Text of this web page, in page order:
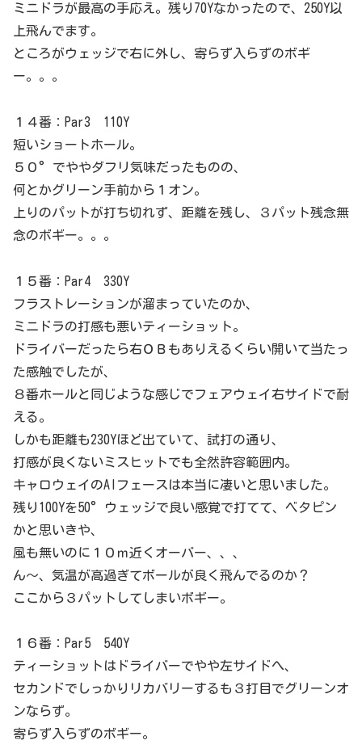
ミニドラが最高の手応え。残り70Yなかったので、250Y以
上飛んでます。
ところがウェッジで右に外し、寄らず入らずのボギ
ー。。。
１４番：Par3 110Y
短いショートホール。
５０°でややダフリ気味だったものの、
何とかグリーン手前から１オン。
上りのパットが打ち切れず、距離を残し、３パット残念無
念のボギー。。。
１５番：Par4 330Y
フラストレーションが溜まっていたのか、
ミニドラの打感も悪いティーショット。
ドライバーだったら右ＯＢもありえるくらい開いて当たっ
た感触でしたが、
８番ホールと同じような感じでフェアウェイ右サイドで耐
える。
しかも距離も230Yほど出ていて、試打の通り、
打感が良くないミスヒットでも全然許容範囲内。
キャロウェイのAIフェースは本当に凄いと思いました。
残り100Yを50°ウェッジで良い感覚で打てて、ベタピン
かと思いきや、
風も無いのに１０ｍ近くオーバー、、、
ん～、気温が高過ぎてボールが良く飛んでるのか？
ここから３パットしてしまいボギー。
１６番：Par5 540Y
ティーショットはドライバーでやや左サイドへ、
セカンドでしっかりリカバリーするも３打目でグリーンオ
ンならず。
寄らず入らずのボギー。